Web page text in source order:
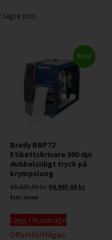
pris.
Rea!
Brady BBP72
Etikettskrivare 300 dpi
dubbelsidigt tryck på
krympslang
89.885,00kr 84.995,00 kr
Exkl. moms
Lägg I Kundvagn
Offertförfrågan